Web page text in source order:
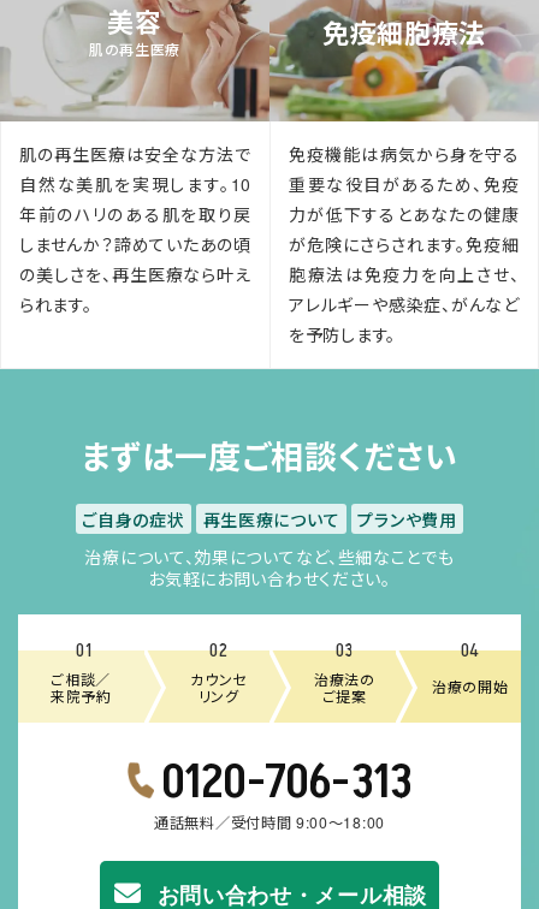
美容
肌の再生医療
肌の再生医療は安全な方法で
自然な美肌を実現します。10
年前のハリのある肌を取り戻
しませんか？諦めていたあの頃
の美しさを、再生医療なら叶え
られます。
免疫細胞療法
免疫機能は病気から身を守る
重要な役目があるため、免疫
力が低下するとあなたの健康
が危険にさらされます。免疫細
胞療法は免疫力を向上させ、
アレルギーや感染症、がんなど
を予防します。
まずは一度ご相談ください
ご自身の症状 再生医療について
プランや費用
治療について、効果についてなど、些細なことでも
お気軽にお問い合わせください。
ご相談／
来院予約
カウンセ
リング
治療法の
ご提案
治療の開始
01 02 03 04
0120-706-313
通話無料／受付時間 9:00～18:00
お問い合わせ・メール相談